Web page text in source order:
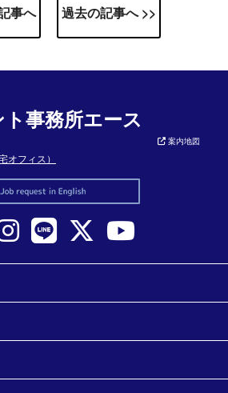
事へ 過去の記事へ >>
事務所エース
オフィス）
案内地図